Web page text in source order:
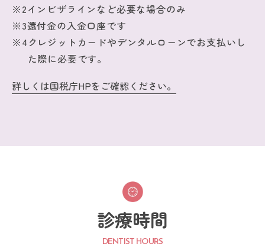
※2インビザラインなど必要な場合のみ
※3還付金の入金口座です
※4 クレジットカードやデンタルローンでお支払いし
た際に必要です。
詳しくは国税庁HPをご確認ください。
診療時間
DENTIST HOURS